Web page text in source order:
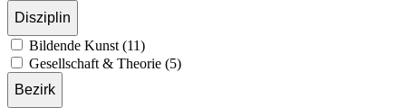
Disziplin
Bildende Kunst (11)
Gesellschaft & Theorie (5)
Bezirk